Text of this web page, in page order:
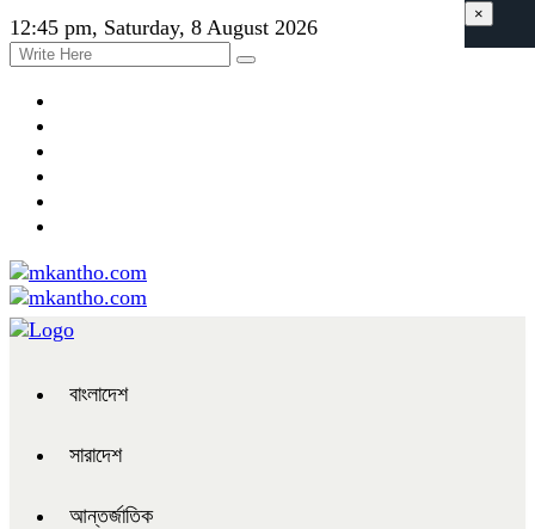
12:45 pm, Saturday, 8 August 2026
বাংলাদেশ
সারাদেশ
আন্তর্জাতিক
×